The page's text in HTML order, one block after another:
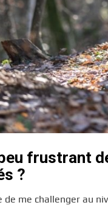
peu frustrant
?
de me challenger au